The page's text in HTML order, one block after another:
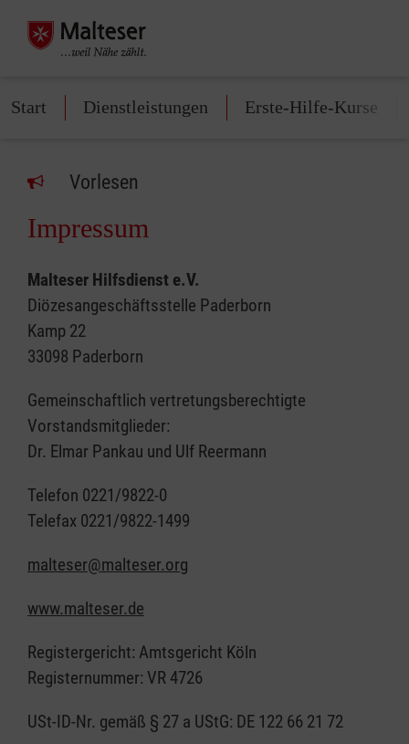
Start Dienstleistungen Erste-Hilfe-Kurse
Vorlesen
Impressum
Malteser Hilfsdienst e.V.
Diözesangeschäftsstelle Paderborn
Kamp 22
33098 Paderborn
Gemeinschaftlich vertretungsberechtigte
Vorstandsmitglieder:
Dr. Elmar Pankau und Ulf Reermann
Telefon 0221/9822-0
Telefax 0221/9822-1499
malteser@malteser.org
www.malteser.de
Registergericht: Amtsgericht Köln
Registernummer: VR 4726
USt-ID-Nr. gemäß § 27 a UStG: DE 122 66 21 72